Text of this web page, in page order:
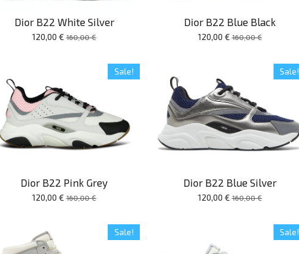
Dior B22 White Silver
120,00 € 160,00 €
Dior B22 Blue Black
120,00 € 160,00 €
Sale!
Dior B22 Pink Grey
120,00 € 160,00 €
Sale!
Dior B22 Blue Silver
120,00 € 160,00 €
Sale! Sale!